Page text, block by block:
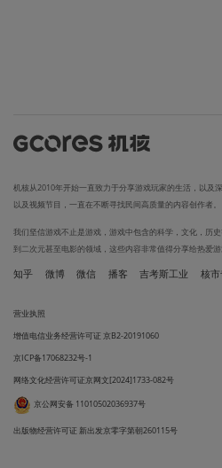
机核从2010年开始一直致力于分享游戏玩家的生活，以及
以及视频节目，一直在不断寻找民间高质量的内容创作者。
我们坚信游戏不止是游戏，游戏中包含的科学，文化，历
到二次元甚至电影的领域，这些内容非常值得分享给热爱游
知乎 微博 微信 播客 吉考斯工业 核市
营业执照
增值电信业务经营许可证 京B2-20191060
京ICP备17068232号-1
网络文化经营许可证京网文[2024]1733-082号
京公网安备 11010502036937号
出版物经营许可证 新出发京零字第朝260115号